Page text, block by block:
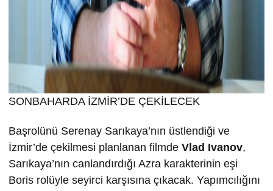
SONBAHARDA İZMİR’DE ÇEKİLECEK
Başrolünü Serenay Sarıkaya’nın üstlendiği ve
İzmir’de çekilmesi planlanan filmde Vlad Ivanov,
Sarıkaya’nın canlandırdığı Azra karakterinin eşi
Boris rolüyle seyirci karşısına çıkacak. Yapımcılığını